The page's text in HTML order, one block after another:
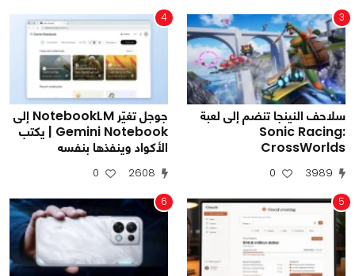
3
سلاحف النينجا تنضم إلى لعبة
Sonic Racing:
CrossWorlds
3989
0
4
جوجل تغيّر NotebookLM إلى
Gemini Notebook | يكتب
الأكواد وينفذها بنفسه
2608
0
5
6